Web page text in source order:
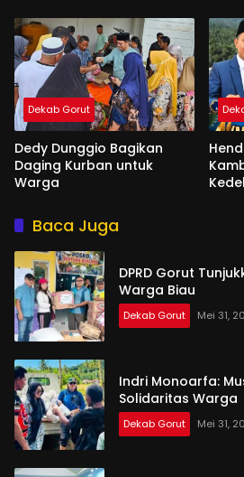
Dekab Gorut
Dedy Dunggio Bagikan
Daging Kurban untuk
Warga
Baca Juga
DPRD Gorut
Warga Biau
Dekab Gorut Mei 31,
Indri Monoarfa:
Solidaritas Warga
Dekab Gorut Mei 31,